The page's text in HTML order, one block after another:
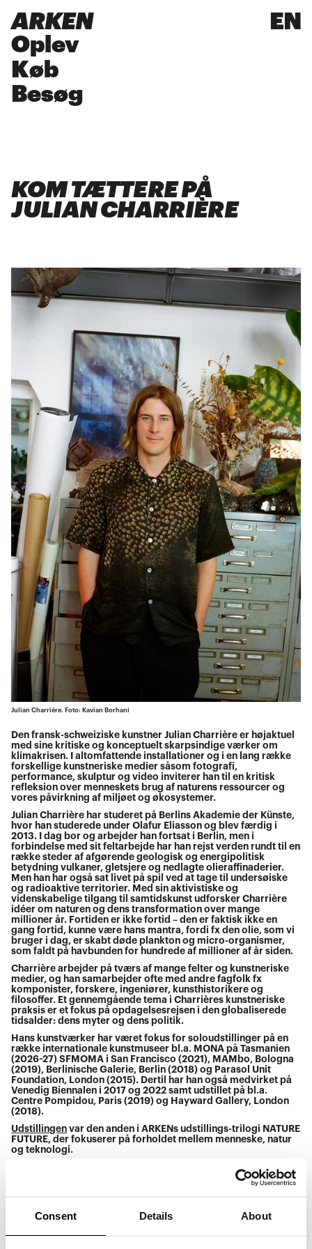
Consent Details About
ARKEN
EN
Oplev
Køb
Besøg
KOM TÆTTERE PÅ
JULIAN CHARRIÈRE
Julian Charriére. Foto: Kavian Borhani
Den fransk-schweiziske kunstner Julian Charrière er højaktuel
med sine kritiske og konceptuelt skarpsindige værker om
klimakrisen. I altomfattende installationer og i en lang række
forskellige kunstneriske medier såsom fotografi,
performance, skulptur og video inviterer han til en kritisk
refleksion over menneskets brug af naturens ressourcer og
vores påvirkning af miljøet og økosystemer.
Julian Charrière har studeret på Berlins Akademie der Künste,
hvor han studerede under Olafur Eliasson og blev færdig i
2013. I dag bor og arbejder han fortsat i Berlin, men i
forbindelse med sit feltarbejde har han rejst verden rundt til en
række steder af afgørende geologisk og energipolitisk
betydning vulkaner, gletsjere og nedlagte olieraffinaderier.
Men han har også sat livet på spil ved at tage til undersøiske
og radioaktive territorier. Med sin aktivistiske og
videnskabelige tilgang til samtidskunst udforsker Charrière
idéer om naturen og dens transformation over mange
millioner år. Fortiden er ikke fortid – den er faktisk ikke en
gang fortid, kunne være hans mantra, fordi fx den olie, som vi
bruger i dag, er skabt døde plankton og micro-organismer,
som faldt på havbunden for hundrede af millioner af år siden.
Charrière arbejder på tværs af mange felter og kunstneriske
medier, og han samarbejder ofte med andre fagfolk fx
komponister, forskere, ingeniører, kunsthistorikere og
filosoffer. Et gennemgående tema i Charrières kunstneriske
praksis er et fokus på opdagelsesrejsen i den globaliserede
tidsalder: dens myter og dens politik.
Hans kunstværker har været fokus for soloudstillinger på en
række internationale kunstmuseer bl.a. MONA på Tasmanien
(2026-27) SFMOMA i San Francisco (2021), MAMbo, Bologna
(2019), Berlinische Galerie, Berlin (2018) og Parasol Unit
Foundation, London (2015). Dertil har han også medvirket på
Venedig Biennalen i 2017 og 2022 samt udstillet på bl.a.
Centre Pompidou, Paris (2019) og Hayward Gallery, London
(2018).
Udstillingen var den anden i ARKENs udstillings-trilogi NATURE
FUTURE, der fokuserer på forholdet mellem menneske, natur
og teknologi.
Født i 1987 i Morges, Switzerland. Bor og arbejder i Berlin.
dimitterede Olafur Eliassons Institut für Raumexperimente i